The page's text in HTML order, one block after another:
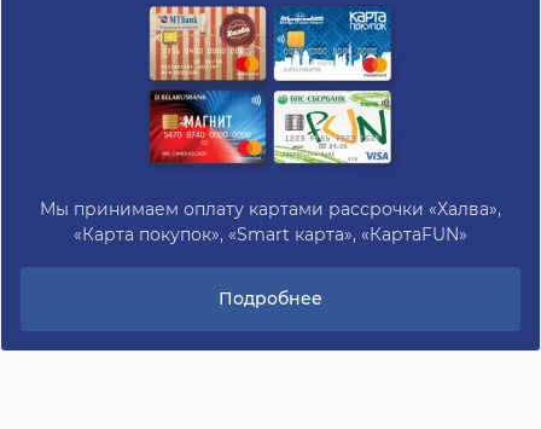
Мы принимаем оплату картами рассрочки «Халва»,
«Карта покупок», «Smart карта», «КартаFUN»
Подробнее